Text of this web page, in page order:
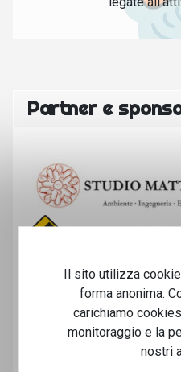
Partner e
Il sito utilizza
forma anonima.
carichiamo
monitoraggio e la
nostri